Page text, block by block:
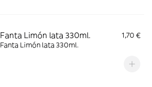
Fanta Limón lata 330ml.
1,70 €
Fanta Limón lata 330ml.